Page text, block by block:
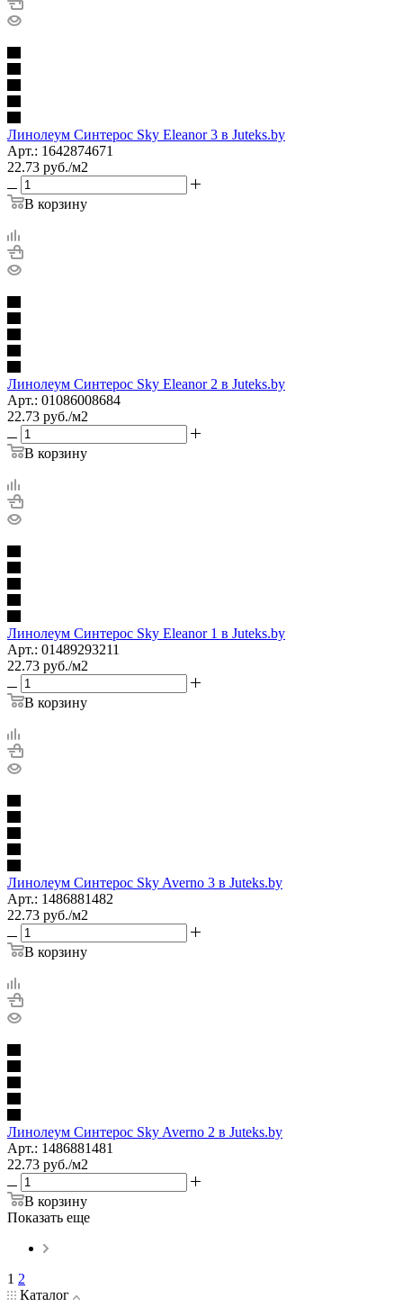
Линолеум Синтерос Sky Eleanor 3 в Juteks.by
Арт.: 1642874671
22.73 руб./м2
В корзину
Линолеум Синтерос Sky Eleanor 2 в Juteks.by
Арт.: 01086008684
22.73 руб./м2
В корзину
Линолеум Синтерос Sky Eleanor 1 в Juteks.by
Арт.: 01489293211
22.73 руб./м2
В корзину
Линолеум Синтерос Sky Averno 3 в Juteks.by
Арт.: 1486881482
22.73 руб./м2
В корзину
Линолеум Синтерос Sky Averno 2 в Juteks.by
Арт.: 1486881481
22.73 руб./м2
В корзину
Показать еще
1 2
Каталог